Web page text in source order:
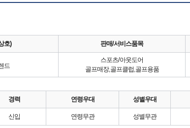
호) 판매/서비스품목
드
스포츠/아웃도어
골프매장,골프클럽,골프용품
경력 연령우대 성별우대
신입 연령무관 성별무관